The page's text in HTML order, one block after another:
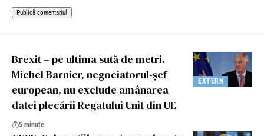
EXTERN
Brexit – pe ultima sută de metri.
Michel Barnier, negociatorul-șef
european, nu exclude amânarea
datei plecării Regatului Unit din UE
5 minute